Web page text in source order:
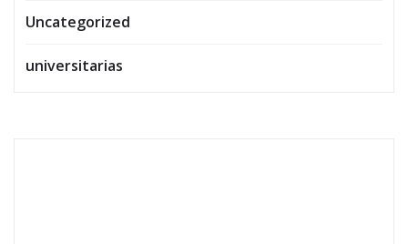
Uncategorized
universitarias